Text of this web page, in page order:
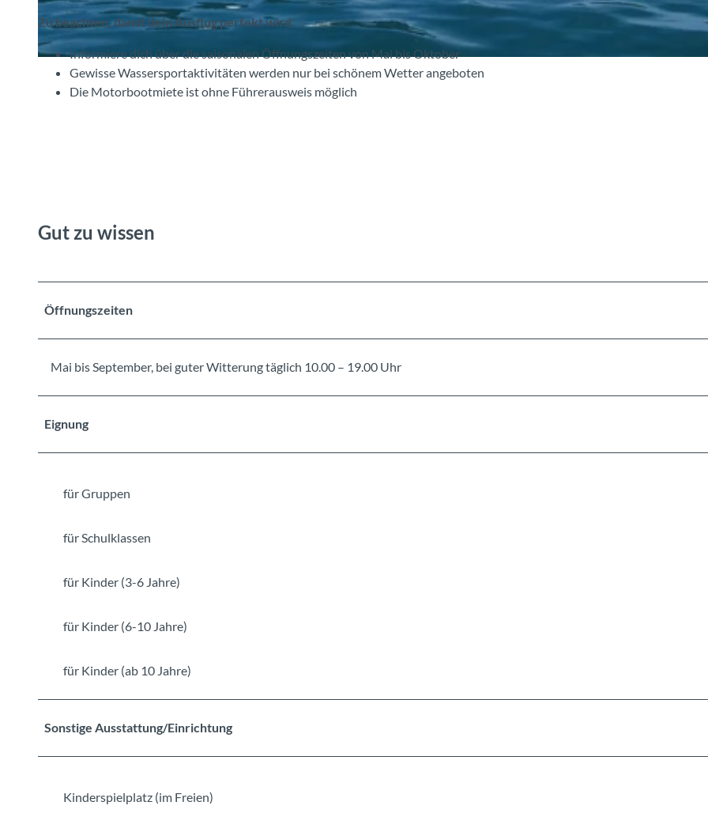
Zu beachten, damit dein Ausflug perfekt wird
Informiere dich über die saisonalen Öffnungszeiten von Mai bis Oktober
Gewisse Wassersportaktivitäten werden nur bei schönem Wetter angeboten
Die Motorbootmiete ist ohne Führerausweis möglich
Gut zu wissen
Öffnungszeiten
Mai bis September, bei guter Witterung täglich 10.00 – 19.00 Uhr
Eignung
für Gruppen
für Schulklassen
für Kinder (3-6 Jahre)
für Kinder (6-10 Jahre)
für Kinder (ab 10 Jahre)
Sonstige Ausstattung/Einrichtung
Kinderspielplatz (im Freien)